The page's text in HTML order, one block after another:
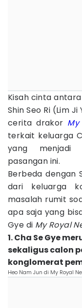
Kisah cinta
Shin Seo Ri (Lim
cerita drakor
terkait keluarga
yang menjadi
pasangan ini.
Berbeda dengan
dari keluarga
masalah rumit
apa saja yang
Gye di My Royal
1. Cha Se Gye
sekaligus calon
konglomerat
Heo Nam Jun di My Royal